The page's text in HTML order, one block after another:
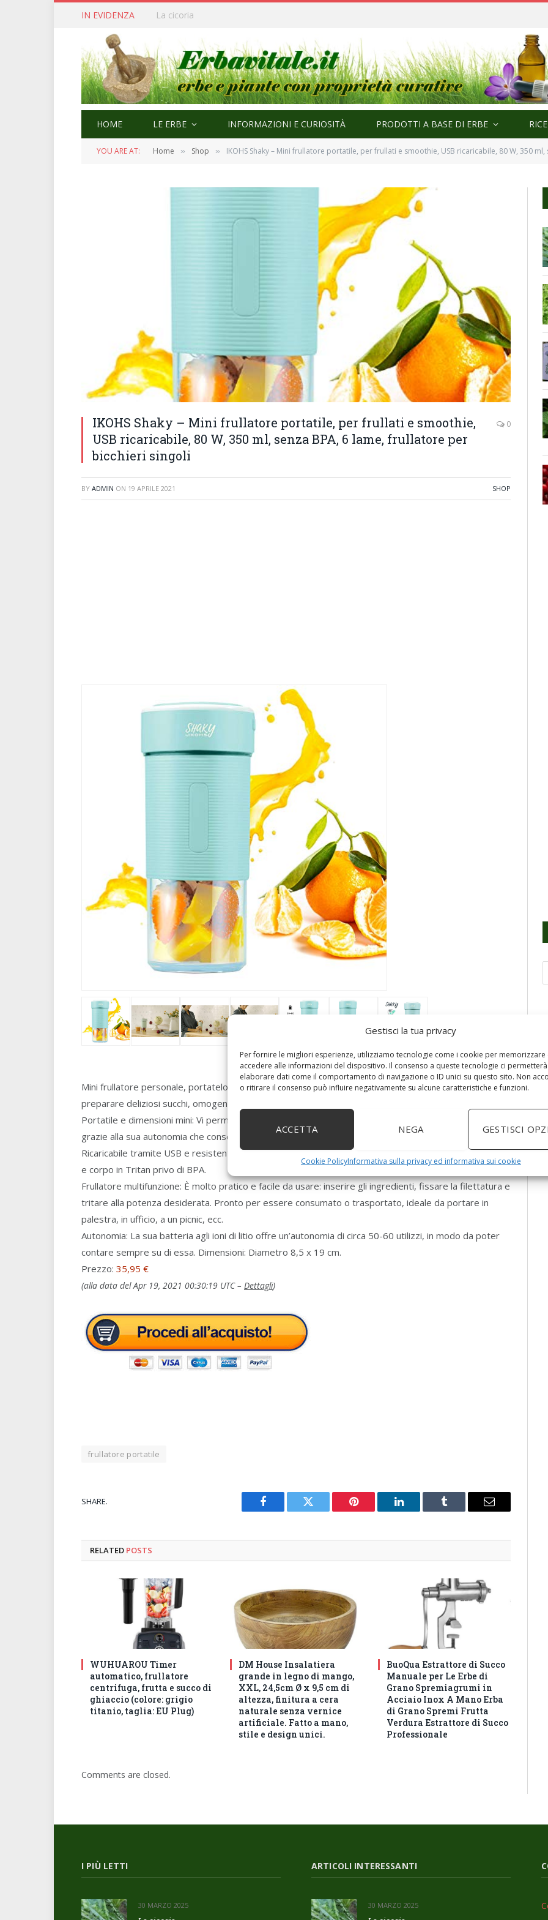
Gestisci la tua privacy
Per fornire le migliori esperienze, utilizziamo tecnologie come i cookie per memorizzare
accedere alle informazioni del dispositivo. Il consenso a queste tecnologie ci
elaborare dati come il comportamento di navigazione o ID unici su questo sito. Non
o ritirare il consenso può influire negativamente su alcune caratteristiche e funzioni.
ACCETTA NEGA GESTISCI
Cookie PolicyInformativa sulla privacy ed informativa sui cookie
IN EVIDENZA Cerfoglio: bellezza e quaresima
HOME LE ERBE INFORMAZIONI E CURIOSITÀ PRODOTTI A BASE DI ERBE
YOU ARE AT: Home » Shop » IKOHS Shaky – Mini frullatore portatile, per frullati e smoothie, USB ricaricabile, 80 W, 350
IKOHS Shaky – Mini frullatore portatile, per frullati e smoothie,
USB ricaricabile, 80 W, 350 ml, senza BPA, 6 lame, frullatore per
bicchieri singoli
0
BY ADMIN ON 19 APRILE 2021 SHOP
Mini frullatore personale, portatelo con voi ovunque, è molto leggero, facile da usare e da pulire. Per
preparare deliziosi succhi, omogenizzati, cocktail, smoothie.
Portatile e dimensioni mini: Vi permette di riporlo praticamente ovunque, portarlo con voi ovunque
grazie alla sua autonomia che consente fino a 60 utilizzi per carica.
Ricaricabile tramite USB e resistente: Realizzato con materiali resistenti e duraturi, lame in acciaio inox
e corpo in Tritan privo di BPA.
Frullatore multifunzione: È molto pratico e facile da usare: inserire gli ingredienti, fissare la filettatura e
tritare alla potenza desiderata. Pronto per essere consumato o trasportato, ideale da portare in
palestra, in ufficio, a un picnic, ecc.
Autonomia: La sua batteria agli ioni di litio offre un’autonomia di circa 50-60 utilizzi, in modo da poter
contare sempre su di essa. Dimensioni: Diametro 8,5 x 19 cm.
Prezzo: 35,95 €
(alla data del Apr 19, 2021 00:30:19 UTC – Dettagli)
frullatore portatile
SHARE.
Facebook Twitter Pinterest LinkedIn Tumblr Email
RELATED POSTS
WUHUAROU Timer
automatico, frullatore
centrifuga, frutta e succo di
ghiaccio (colore: grigio
titanio, taglia: EU Plug)
DM House Insalatiera
grande in legno di mango,
XXL, 24,5cm Ø x 9,5 cm di
altezza, finitura a cera
naturale senza vernice
artificiale. Fatto a mano,
stile e design unici.
BuoQua Estrattore di Succo
Manuale per Le Erbe di
Grano Spremiagrumi in
Acciaio Inox A Mano Erba
di Grano Spremi Frutta
Verdura Estrattore di Succo
Professionale
Comments are closed.
I PIÙ LETTI
30 MARZO 2025
ARTICOLI INTERESSANTI
30 MARZO 2025